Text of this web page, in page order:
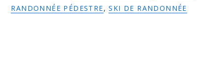
RANDONNÉE PÉDESTRE,SKI DE RANDONNÉE